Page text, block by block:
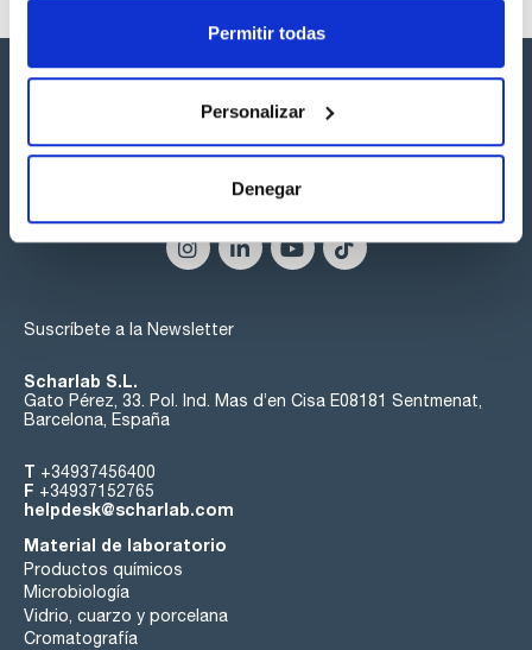
Permitir todas
Personalizar
Denegar
Síguenos:
Suscríbete a la Newsletter
Scharlab S.L.
Gato Pérez, 33. Pol. Ind. Mas d’en Cisa E08181 Sentmenat,
Barcelona, España
T +34937456400
F +34937152765
helpdesk@scharlab.com
Material de laboratorio
Productos químicos
Microbiología
Vidrio, cuarzo y porcelana
Cromatografía